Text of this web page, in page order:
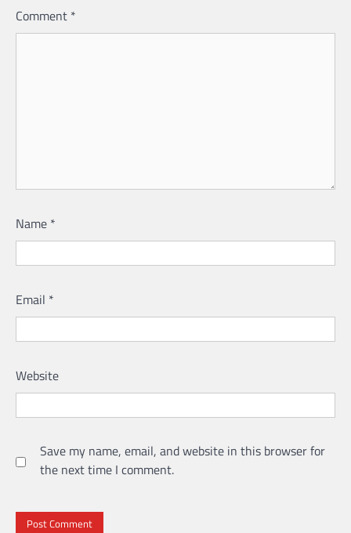
Comment *
Name *
Email *
Website
Save my name, email, and website in this browser for
the next time I comment.